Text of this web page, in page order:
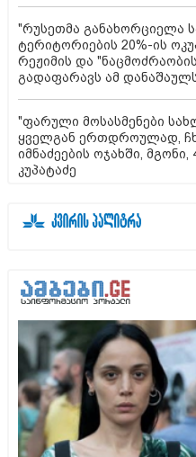
"რუსეთმა განახორციელა
ტერიტორიების 20%-ის
რეჟიმის და
გადაფარავს ამ
"ფარული მოსასმენები
ყველგან ერთდროულად,
იმნაძეების ოჯახში, მგონი,
კუპატაძე